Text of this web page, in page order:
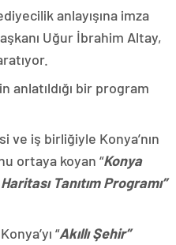
anlayışına imza
Uğur İbrahim Altay,
anlatıldığı bir program
ve iş birliğiyle Konya’nın
ortaya koyan “Konya
Tanıtım Programı”
“Akıllı Şehir”